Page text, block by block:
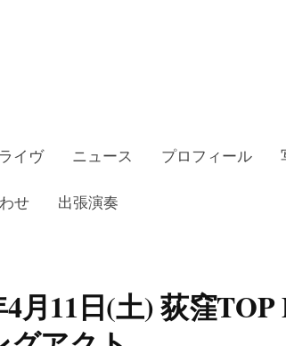
ライヴ ニュース プロフィール
せ 出張演奏
4月11日(土) 荻窪